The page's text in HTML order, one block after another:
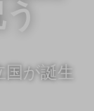
が誕生